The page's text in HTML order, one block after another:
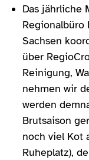
Das jährliche
Regionalbüro
Sachsen
über
Reinigung,
nehmen wir
werden
Brutsaison
noch viel Kot
Ruheplatz),